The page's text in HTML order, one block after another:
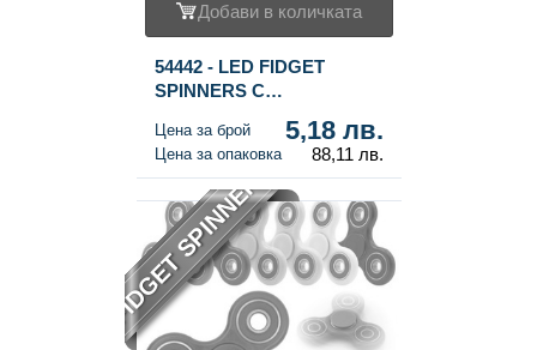
Добави в количката
54442 - LED FIDGET
SPINNERS С
2017*** (17 светлини)
Цена за брой 5,18 лв.
Цена за опаковка 88,11 лв.
FIDGET SPINNER